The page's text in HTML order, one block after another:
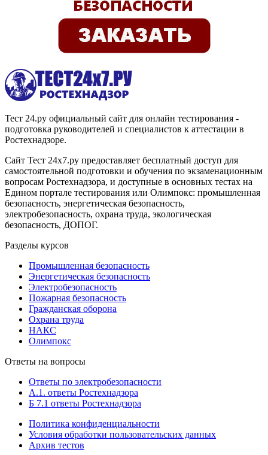
Тест 24.ру официальный сайт для онлайн тестирования -
подготовка руководителей и специалистов к аттестации в
Ростехнадзоре.
Сайт Тест 24х7.ру предоставляет бесплатный доступ для
самостоятельной подготовки и обучения по экзаменационным
вопросам Ростехнадзора, и доступные в основных тестах на
Едином портале тестирования или Олимпокс: промышленная
безопасность, энергетическая безопасность,
электробезопасность, охрана труда, экологическая
безопасность, ДОПОГ.
Разделы курсов
Промышленная безопасность
Энергетическая безопасность
Электробезопасность
Пожарная безопасность
Гражданская оборона
Охрана труда
НАКС
Олимпокс
Ответы на вопросы
Ответы по электробезопасности
А.1. ответы Ростехнадзора
Б 7.1 ответы Ростехнадзора
Политика конфиденциальности
Условия обработки пользовательских данных
Архив тестов